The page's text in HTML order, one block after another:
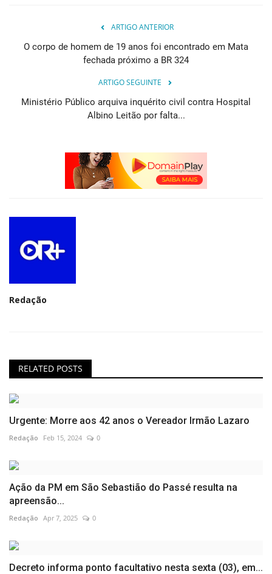
ARTIGO ANTERIOR
O corpo de homem de 19 anos foi encontrado em Mata
fechada próximo a BR 324
ARTIGO SEGUINTE
Ministério Público arquiva inquérito civil contra Hospital
Albino Leitão por falta...
Redação
RELATED POSTS
Urgente: Morre aos 42 anos o Vereador Irmão Lazaro
Redação Feb 15, 2024 0
Ação da PM em São Sebastião do Passé resulta na
apreensão...
Redação Apr 7, 2025 0
Decreto informa ponto facultativo nesta sexta (03), em...